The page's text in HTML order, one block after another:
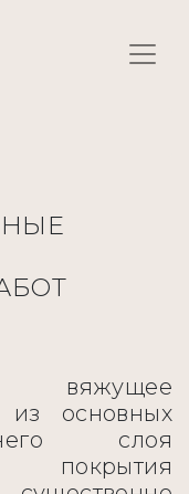
вяжущее
основных
слоя
покрытия